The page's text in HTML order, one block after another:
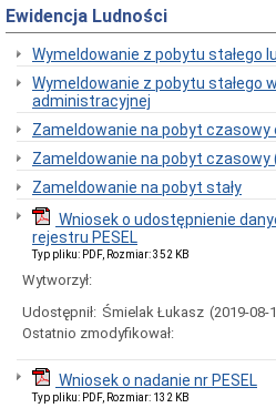
Informacja
dla
osób
niesłyszących
Organizacja
Urzędu
Regulamin
Organizacyjny
Urzędu
Statut
Gminy
Budżet
Konsultacje
Społeczne
Punkty
nieodpłatnej
prawnej
Raport
Ewidencja Ludności
Wymeldowanie z pobytu stałego
Wymeldowanie z pobytu stałego
administracyjnej
Zameldowanie na pobyt
Zameldowanie na pobyt czasowy
Zameldowanie na pobyt stały
Wniosek o udostępnienie
rejestru PESEL
Typ pliku: PDF, Rozmiar: 352 KB
Wytworzył:
Udostępnił: Śmielak Łukasz (2019-08-
Ostatnio zmodyfikował:
Wniosek o nadanie nr PESEL
Typ pliku: PDF, Rozmiar: 132 KB